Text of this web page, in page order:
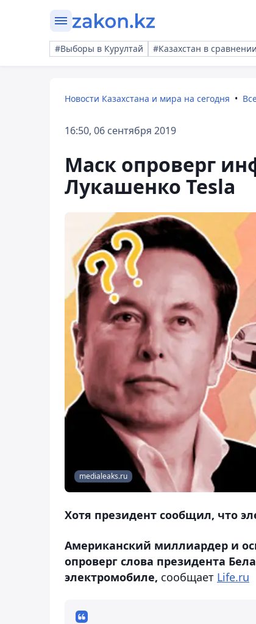
#Выборы в Курултай #Казахстан в сравнении
Новости Казахстана и мира на сегодня
16:50, 06 сентября 2019
Маск опроверг
Лукашенко Tesla
medialeaks.ru
Хотя президент сообщил, что
Американский миллиардер и
опроверг слова президента
электромобиле, сообщает Life.ru